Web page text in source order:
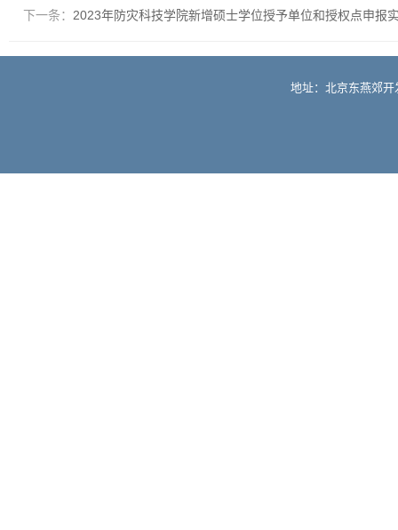
下一条： 2023年防灾科技学院新增硕士学位授予单位和授权点申报
地址：北京东燕郊